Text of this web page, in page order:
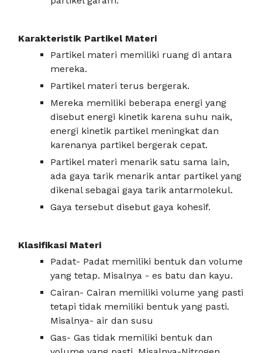
Karakteristik Partikel Materi
Partikel materi memiliki ruang di antara
mereka.
Partikel materi terus bergerak.
Mereka memiliki beberapa energi yang
disebut energi kinetik karena suhu naik,
energi kinetik partikel meningkat dan
karenanya partikel bergerak cepat.
Partikel materi menarik satu sama lain,
ada gaya tarik menarik antar partikel yang
dikenal sebagai gaya tarik antarmolekul.
Gaya tersebut disebut gaya kohesif.
Klasifikasi Materi
Padat- Padat memiliki bentuk dan volume
yang tetap. Misalnya - es batu dan kayu.
Cairan- Cairan memiliki volume yang pasti
tetapi tidak memiliki bentuk yang pasti.
Misalnya- air dan susu
Gas- Gas tidak memiliki bentuk dan